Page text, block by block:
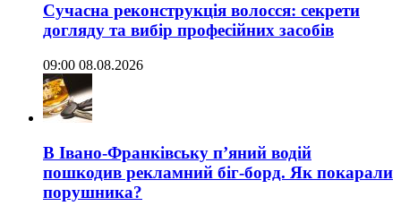
Сучасна реконструкція волосся: секрети
догляду та вибір професійних засобів
09:00 08.08.2026
В Івано-Франківську п’яний водій
пошкодив рекламний біг-борд. Як покарали
порушника?